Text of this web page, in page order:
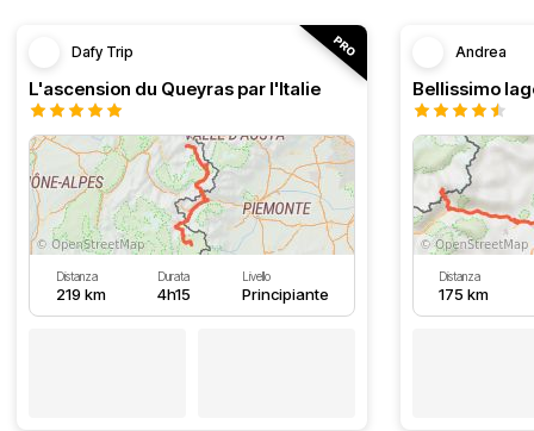
Dafy Trip
L'ascension du Queyras par l'Italie
Distanza
219 km
Durata
4h15
Livello
Principiante
Andrea
Distanza
175 km